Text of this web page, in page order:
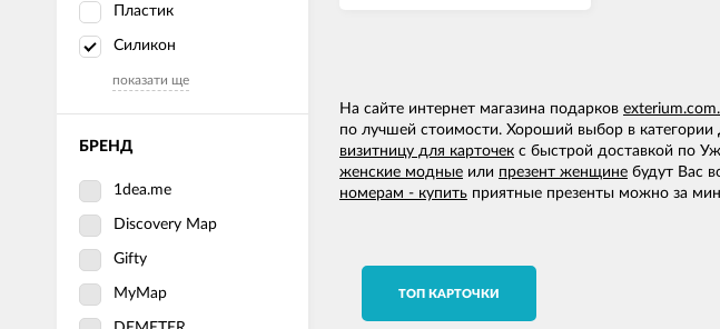
Пластик
Силикон
показати ще
БРЕНД
1dea.me
Discovery Map
Gifty
MyMap
На сайте интернет магазина подарков
по лучшей стоимости. Хороший выбор в
визитницу для карточек с быстрой доставкой по
женские модные или презент женщине будут Вас
номерам - купить приятные презенты можно за
TОП КАРТОЧКИ